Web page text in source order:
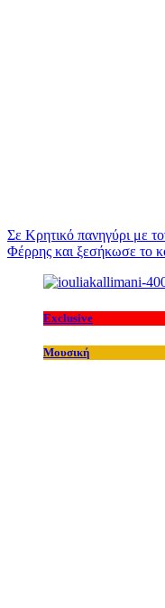
Σε Κρητικό πανηγύρι με
Φέρρης και ξεσήκωσε το
Exclusive
Μουσική